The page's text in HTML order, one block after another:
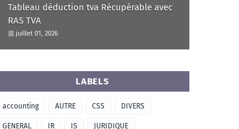
Tableau déduction tva Récupérable avec
RAS TVA
juillet 01, 2026
LABELS
accounting AUTRE CSS DIVERS
GENERAL IR IS JURIDIQUE